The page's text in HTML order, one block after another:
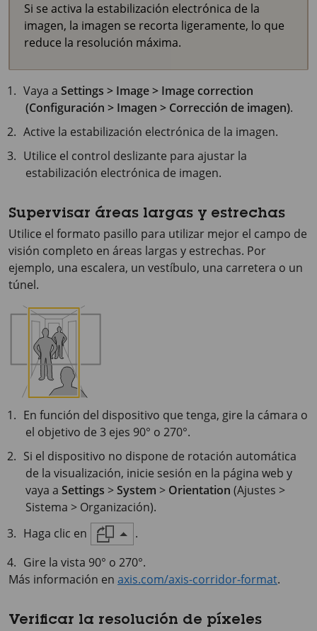
Si se activa la estabilización electrónica de la
imagen, la imagen se recorta ligeramente, lo que
reduce la resolución máxima.
Vaya aSettings > Image > Image correction
(Configuración > Imagen > Corrección de imagen).
Active la estabilización electrónica de la imagen.
Utilice el control deslizante para ajustar la
estabilización electrónica de imagen.
Supervisar áreas largas y estrechas
Utilice el formato pasillo para utilizar mejor el campo de
visión completo en áreas largas y estrechas. Por
ejemplo, una escalera, un vestíbulo, una carretera o un
túnel.
En función del dispositivo que tenga, gire la cámara o
el objetivo de 3 ejes 90° o 270°.
Si el dispositivo no dispone de rotación automática
de la visualización, inicie sesión en la página web y
vaya a Settings >System > Orientation (Ajustes >
Sistema > Organización).
Haga clic en
.
Gire la vista 90° o 270°.
Más información en axis.com/axis-corridor-format.
Verificar la resolución de píxeles